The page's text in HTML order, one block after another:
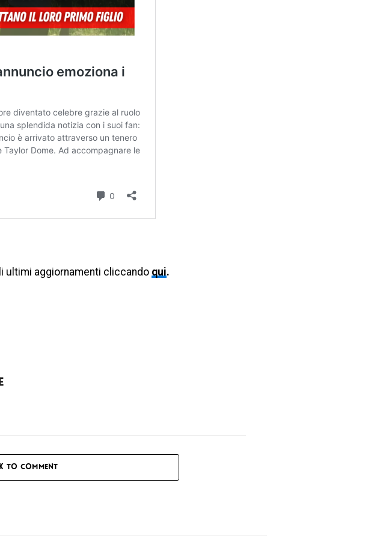
ultimi aggiornamenti cliccando qui.
TO COMMENT